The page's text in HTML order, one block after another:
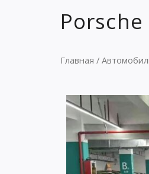
Главная /